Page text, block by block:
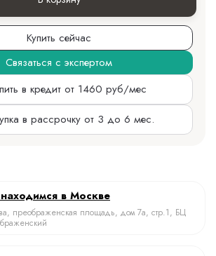
Купить сейчас
Связаться с экспертом
в кредит от 1460 руб/мес
в рассрочку от 3 до 6 мес.
в Москве
преображенская площадь, дом 7а, стр.1, БЦ